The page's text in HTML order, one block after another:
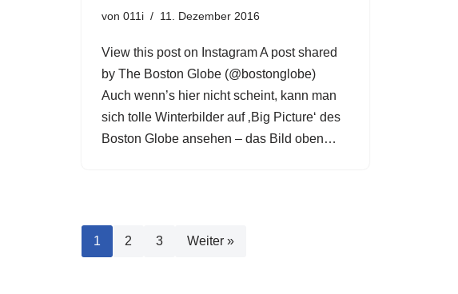
von 011i 11. Dezember 2016
View this post on Instagram A post shared
by The Boston Globe (@bostonglobe)
Auch wenn’s hier nicht scheint, kann man
sich tolle Winterbilder auf ‚Big Picture‘ des
Boston Globe ansehen – das Bild oben…
1 2 3 Weiter »